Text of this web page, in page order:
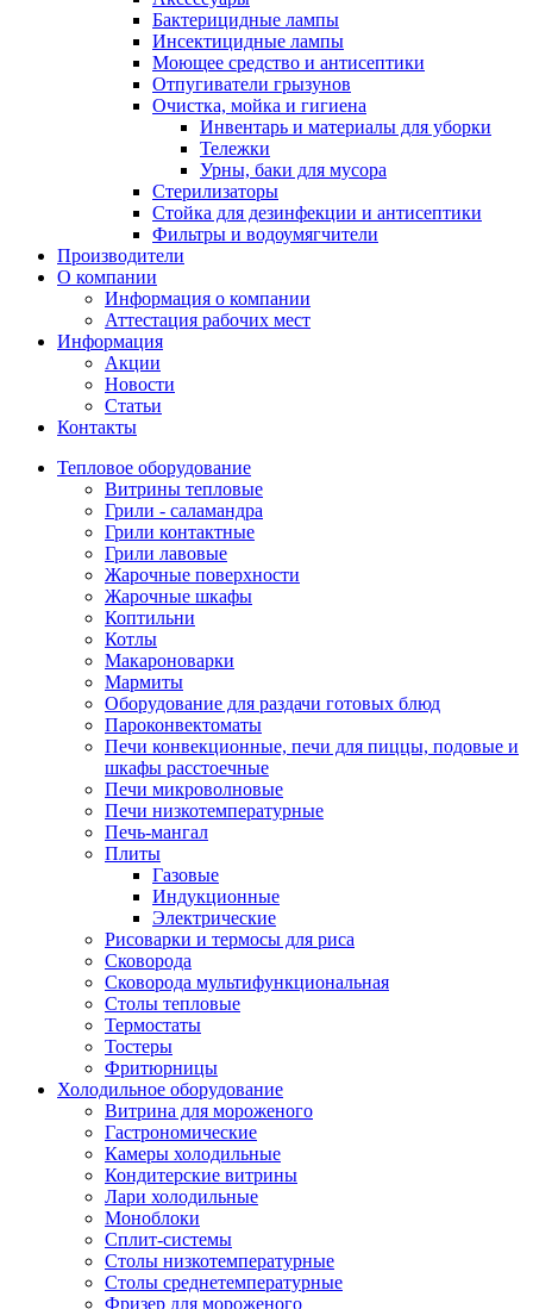
Бактерицидные лампы
Инсектицидные лампы
Моющее средство и антисептики
Отпугиватели грызунов
Очистка, мойка и гигиена
Инвентарь и материалы для уборки
Тележки
Урны, баки для мусора
Стерилизаторы
Стойка для дезинфекции и антисептики
Фильтры и водоумягчители
Производители
О компании
Информация о компании
Аттестация рабочих мест
Информация
Акции
Новости
Статьи
Контакты
Тепловое оборудование
Витрины тепловые
Грили - саламандра
Грили контактные
Грили лавовые
Жарочные поверхности
Жарочные шкафы
Коптильни
Котлы
Макароноварки
Мармиты
Оборудование для раздачи готовых блюд
Пароконвектоматы
Печи конвекционные, печи для пиццы, подовые и
шкафы расстоечные
Печи микроволновые
Печи низкотемпературные
Печь-мангал
Плиты
Газовые
Индукционные
Электрические
Рисоварки и термосы для риса
Сковорода
Сковорода мультифункциональная
Столы тепловые
Термостаты
Тостеры
Фритюрницы
Холодильное оборудование
Витрина для мороженого
Гастрономические
Камеры холодильные
Кондитерские витрины
Лари холодильные
Моноблоки
Сплит-системы
Столы низкотемпературные
Столы среднетемпературные
Фризер для мороженого